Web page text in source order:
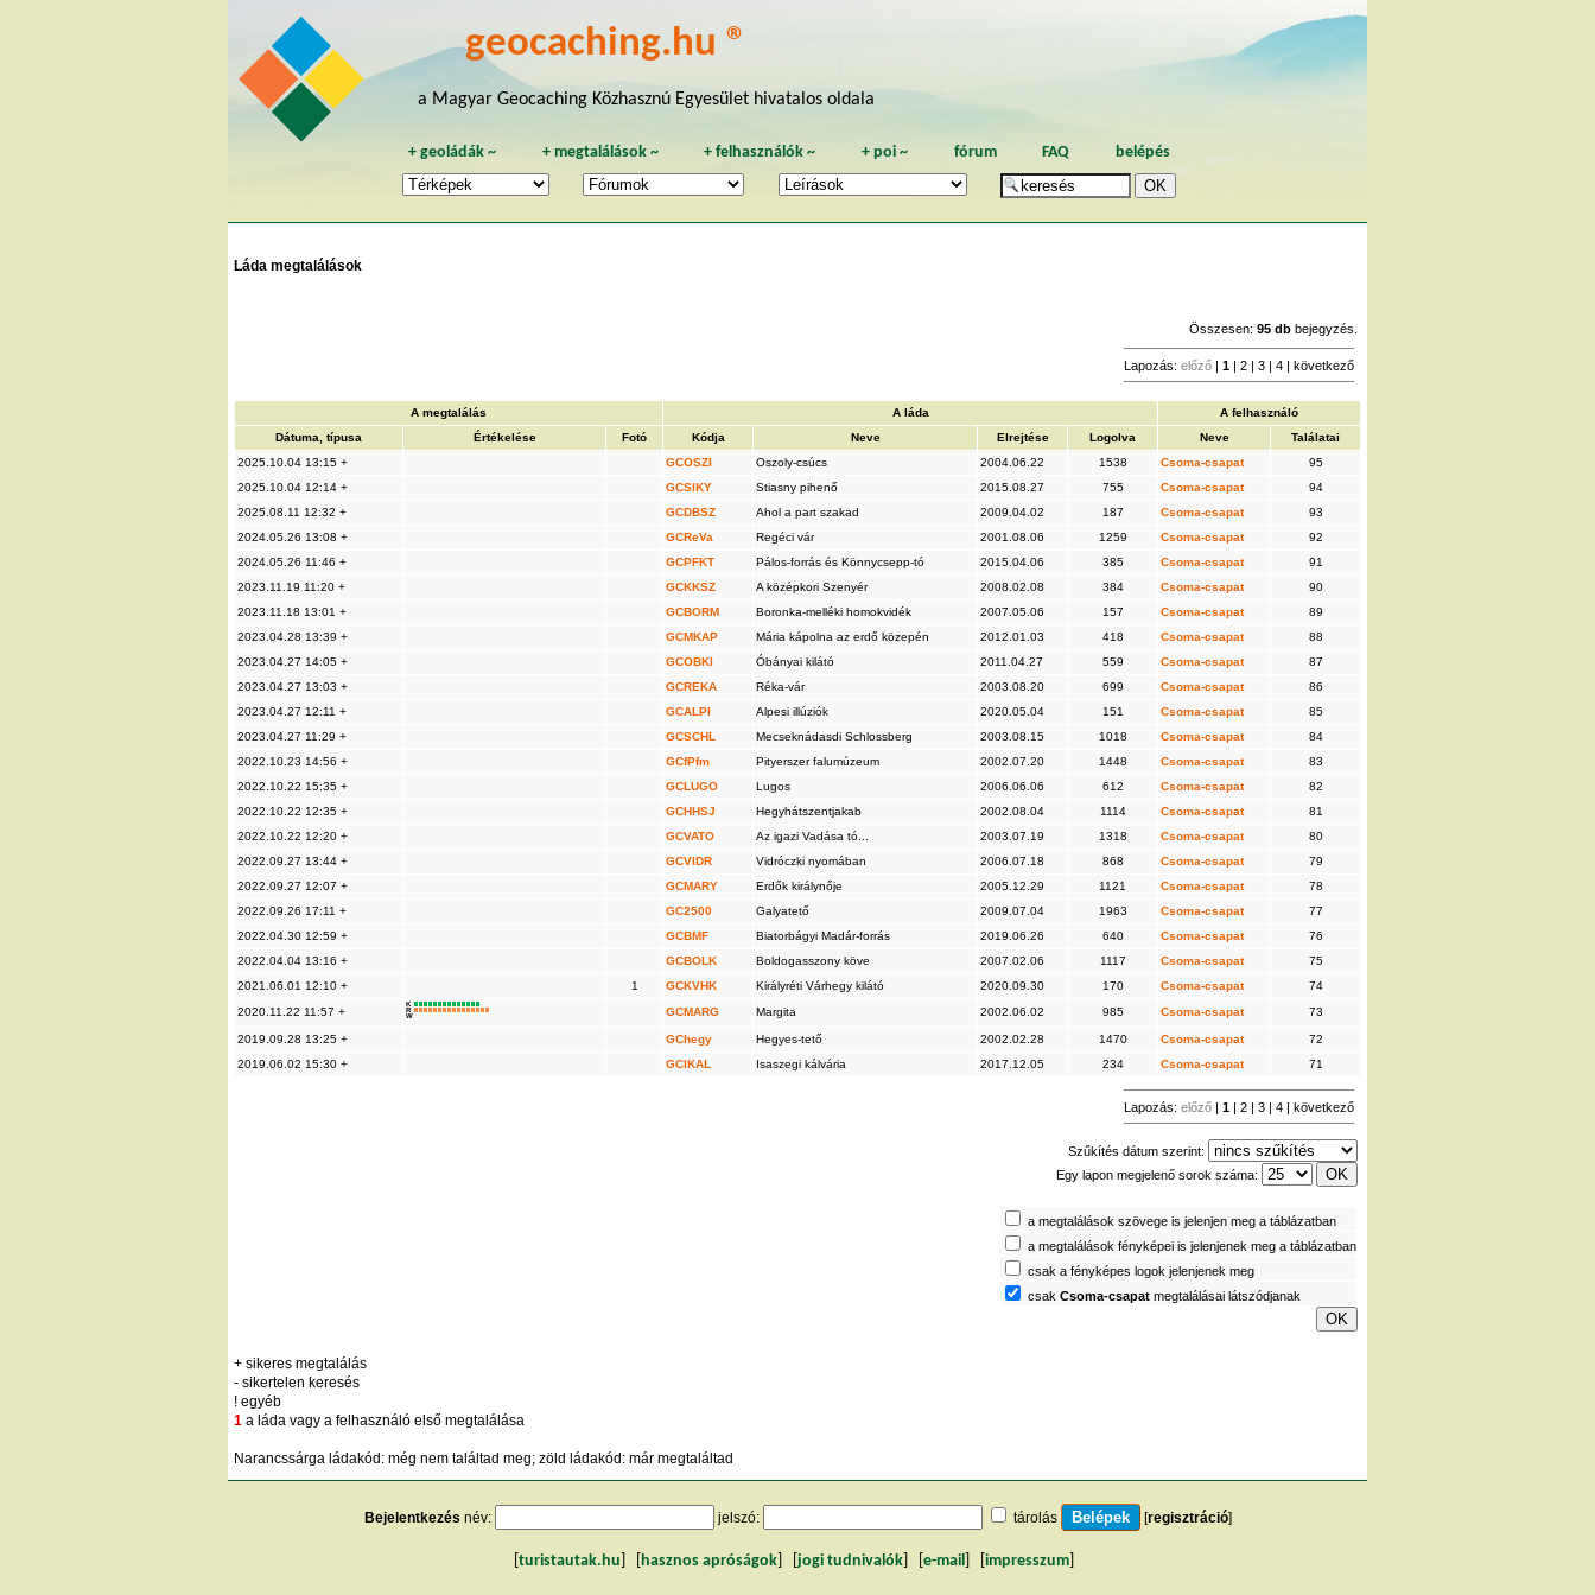
geocaching.hu ®
a Magyar Geocaching Közhasznú Egyesület hivatalos oldala
+geoládák ~ + megtalálások~ +felhasználók ~ + poi~ fórum FAQ belépés
Láda megtalálások
Összesen: 95 db bejegyzés.
Lapozás: előző | 1 | 2 | 3 | 4 | következő
A megtalálás A láda
A felhasználó
Dátuma, típusa
Értékelése Fotó Kódja Neve Elrejtése Logolva Neve
Találatai
2025.10.04 13:15 +
GCOSZI Oszoly-csúcs 2004.06.22 1538 Csoma-csapat
95
2025.10.04 12:14 +
GCSIKY Stiasny pihenő 2015.08.27 755 Csoma-csapat
94
2025.08.11 12:32 +
GCDBSZ Ahol a part szakad 2009.04.02 187 Csoma-csapat
93
2024.05.26 13:08 +
GCReVa Regéci vár 2001.08.06 1259 Csoma-csapat
92
2024.05.26 11:46 +
GCPFKT Pálos-forrás és Könnycsepp-tó 2015.04.06 385 Csoma-csapat
91
2023.11.19 11:20 +
GCKKSZ A középkori Szenyér 2008.02.08 384 Csoma-csapat
90
2023.11.18 13:01 +
GCBORM Boronka-melléki homokvidék 2007.05.06 157 Csoma-csapat
89
2023.04.28 13:39 +
GCMKAP Mária kápolna az erdő közepén 2012.01.03 418 Csoma-csapat
88
2023.04.27 14:05 +
GCOBKI Óbányai kilátó 2011.04.27 559 Csoma-csapat
87
2023.04.27 13:03 +
GCREKA Réka-vár 2003.08.20 699 Csoma-csapat
86
2023.04.27 12:11 +
GCALPI Alpesi illúziók 2020.05.04 151 Csoma-csapat
85
2023.04.27 11:29 +
GCSCHL Mecseknádasdi Schlossberg 2003.08.15 1018 Csoma-csapat
84
2022.10.23 14:56 +
GCfPfm Pityerszer falumúzeum 2002.07.20 1448 Csoma-csapat
83
2022.10.22 15:35 +
GCLUGO Lugos 2006.06.06 612 Csoma-csapat
82
2022.10.22 12:35 +
GCHHSJ Hegyhátszentjakab 2002.08.04 1114 Csoma-csapat
81
2022.10.22 12:20 +
GCVATO Az igazi Vadása tó... 2003.07.19 1318 Csoma-csapat
80
2022.09.27 13:44 +
GCVIDR Vidróczki nyomában 2006.07.18 868 Csoma-csapat
79
2022.09.27 12:07 +
GCMARY Erdők királynője 2005.12.29 1121 Csoma-csapat
78
2022.09.26 17:11 +
GC2500 Galyatető 2009.07.04 1963 Csoma-csapat
77
2022.04.30 12:59 +
GCBMF Biatorbágyi Madár-forrás 2019.06.26 640 Csoma-csapat
76
2022.04.04 13:16 +
GCBOLK Boldogasszony köve 2007.02.06 1117 Csoma-csapat
75
2021.06.01 12:10 +
1 GCKVHK Királyréti Várhegy kilátó 2020.09.30 170 Csoma-csapat
74
2020.11.22 11:57 +
K
R
W
GCMARG Margita 2002.06.02 985 Csoma-csapat 73
2019.09.28 13:25 + GChegy Hegyes-tető 2002.02.28 1470 Csoma-csapat
72
2019.06.02 15:30 +
GCIKAL Isaszegi kálvária 2017.12.05 234 Csoma-csapat 71
Lapozás: előző | 1 | 2 | 3 | 4 | következő
Szűkítés dátum szerint:
Egy lapon megjelenő sorok száma:
a megtalálások szövege is jelenjen meg a táblázatban
a megtalálások fényképei is jelenjenek meg a táblázatban
csak a fényképes logok jelenjenek meg
csak Csoma-csapat megtalálásai látszódjanak
+ sikeres megtalálás
- sikertelen keresés
! egyéb
1 a láda vagy a felhasználó első megtalálása
Narancssárga ládakód: még nem találtad meg; zöld ládakód: már megtaláltad
Bejelentkezés név: jelszó: tárolás [regisztráció]
turistautak.hu hasznos apróságok jogi tudnivalók e-mail impresszum